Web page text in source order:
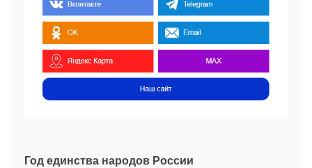
Год единства народов России